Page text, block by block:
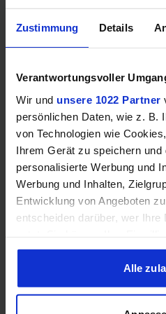
Zustimmung Details
Verantwortungsvoller
Wir und unsere 1022 Partner
persönlichen Daten, wie z. B.
von Technologien wie
Ihrem Gerät zu speichern
personalisierte Werbung und
Werbung und Inhalten,
Entwicklung von Angeboten
entscheiden darüber, wer
Cookie-Erklärung oder durch
Trigger Symbol ändern oder
Alle
700IPS, 500mAh Akku,
Samsung Odyssey OLED G6
FreeSync